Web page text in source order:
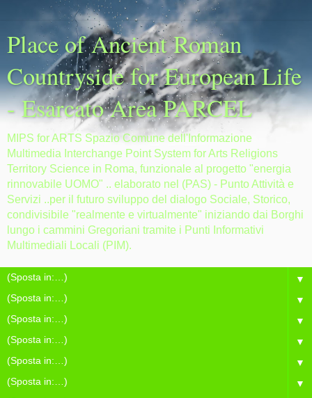
Place of Ancient Roman
Countryside for European Life
- Esarcato Area PARCEL
MIPS for ARTS Spazio Comune dell'Informazione
Multimedia Interchange Point System for Arts Religions
Territory Science in Roma, funzionale al progetto "energia
rinnovabile UOMO" .. elaborato nel (PAS) - Punto Attività e
Servizi ..per il futuro sviluppo del dialogo Sociale, Storico,
condivisibile "realmente e virtualmente" iniziando dai Borghi
lungo i cammini Gregoriani tramite i Punti Informativi
Multimediali Locali (PIM).
▼
▼
▼
▼
▼
▼